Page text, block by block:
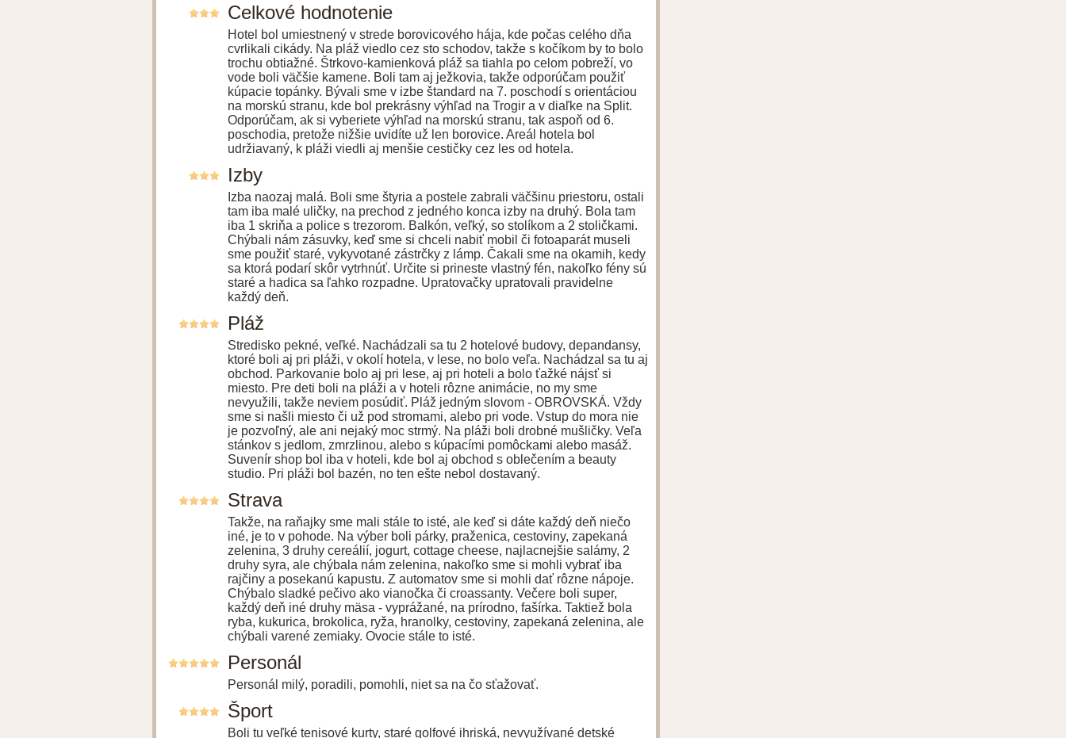
Celkové hodnotenie
Hotel bol umiestnený v strede borovicového hája, kde počas celého dňa
cvrlikali cikády. Na pláž viedlo cez sto schodov, takže s kočíkom by to bolo
trochu obtiažné. Štrkovo-kamienková pláž sa tiahla po celom pobreží, vo
vode boli väčšie kamene. Boli tam aj ježkovia, takže odporúčam použiť
kúpacie topánky. Bývali sme v izbe štandard na 7. poschodí s orientáciou
na morskú stranu, kde bol prekrásny výhľad na Trogir a v diaľke na Split.
Odporúčam, ak si vyberiete výhľad na morskú stranu, tak aspoň od 6.
poschodia, pretože nižšie uvidíte už len borovice. Areál hotela bol
udržiavaný, k pláži viedli aj menšie cestičky cez les od hotela.
Izby
Izba naozaj malá. Boli sme štyria a postele zabrali väčšinu priestoru, ostali
tam iba malé uličky, na prechod z jedného konca izby na druhý. Bola tam
iba 1 skriňa a police s trezorom. Balkón, veľký, so stolíkom a 2 stoličkami.
Chýbali nám zásuvky, keď sme si chceli nabiť mobil či fotoaparát museli
sme použiť staré, vykyvotané zástrčky z lámp. Čakali sme na okamih, kedy
sa ktorá podarí skôr vytrhnúť. Určite si prineste vlastný fén, nakoľko fény sú
staré a hadica sa ľahko rozpadne. Upratovačky upratovali pravidelne
každý deň.
Pláž
Stredisko pekné, veľké. Nachádzali sa tu 2 hotelové budovy, depandansy,
ktoré boli aj pri pláži, v okolí hotela, v lese, no bolo veľa. Nachádzal sa tu aj
obchod. Parkovanie bolo aj pri lese, aj pri hoteli a bolo ťažké nájsť si
miesto. Pre deti boli na pláži a v hoteli rôzne animácie, no my sme
nevyužili, takže neviem posúdiť. Pláž jedným slovom - OBROVSKÁ. Vždy
sme si našli miesto či už pod stromami, alebo pri vode. Vstup do mora nie
je pozvoľný, ale ani nejaký moc strmý. Na pláži boli drobné mušličky. Veľa
stánkov s jedlom, zmrzlinou, alebo s kúpacími pomôckami alebo masáž.
Suvenír shop bol iba v hoteli, kde bol aj obchod s oblečením a beauty
studio. Pri pláži bol bazén, no ten ešte nebol dostavaný.
Strava
Takže, na raňajky sme mali stále to isté, ale keď si dáte každý deň niečo
iné, je to v pohode. Na výber boli párky, praženica, cestoviny, zapekaná
zelenina, 3 druhy cereálií, jogurt, cottage cheese, najlacnejšie salámy, 2
druhy syra, ale chýbala nám zelenina, nakoľko sme si mohli vybrať iba
rajčiny a posekanú kapustu. Z automatov sme si mohli dať rôzne nápoje.
Chýbalo sladké pečivo ako vianočka či croassanty. Večere boli super,
každý deň iné druhy mäsa - vyprážané, na prírodno, fašírka. Taktiež bola
ryba, kukurica, brokolica, ryža, hranolky, cestoviny, zapekaná zelenina, ale
chýbali varené zemiaky. Ovocie stále to isté.
Personál
Personál milý, poradili, pomohli, niet sa na čo sťažovať.
Šport
Boli tu veľké tenisové kurty, staré golfové ihriská, nevyužívané detské